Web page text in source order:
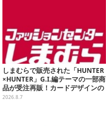
しまむらで販売された「HUNTER
×HUNTER」G.I.編テーマの一部商
品が受注再販！カードデザインの
キーホルダーや、キルアたちのセ
2026.8.7